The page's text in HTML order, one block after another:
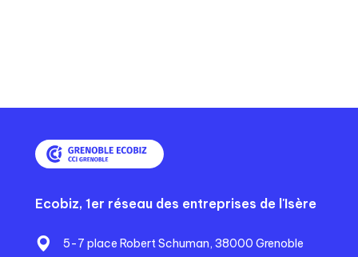
Ecobiz, 1er réseau des entreprises de l'Isère
5-7 place Robert Schuman, 38000 Grenoble